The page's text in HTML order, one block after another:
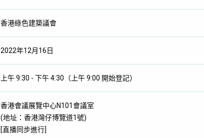
香港綠色建築議會
2022年12月16日
上午 9:30 - 下午 4:30（上午 9:00 開始登記）
香港會議展覽中心N101會議室
(地址：香港灣仔博覽道1號)
[直播同步進行]